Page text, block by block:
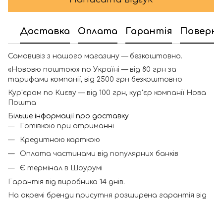
Доставка Оплата Гарантія
Самовивіз з нашого магазину — безкоштовно.
«Нововю поштою» по Україні — від 80 грн за
тарифами компанії, від 2500 грн безкоштовно
Кур'єром по Києву — від 100 грн, кур'єр компанії Нова
Пошта
Більше інформації про доставку
Готівкою при отриманні
Кредитною карткою
Оплата частинами від популярних банків
Є термінал в Шоурумі
Гарантія від виробника 14 днів.
На окремі бренди присутня розширена гарантія від